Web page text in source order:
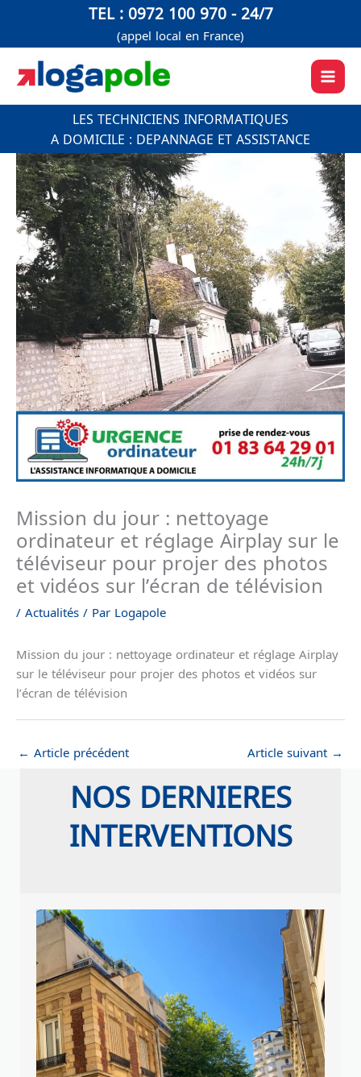
contenu
TEL : 0972 100 970 - 24/7
(appel local en France)
LES TECHNICIENS INFORMATIQUES
A DOMICILE : DEPANNAGE ET ASSISTANCE
Mission du jour : nettoyage
ordinateur et réglage Airplay sur le
téléviseur pour projer des photos
et vidéos sur l’écran de télévision
/ Actualités / Par Logapole
Mission du jour : nettoyage ordinateur et réglage Airplay
sur le téléviseur pour projer des photos et vidéos sur
l’écran de télévision
← Article précédent Article suivant →
NOS DERNIERES
INTERVENTIONS